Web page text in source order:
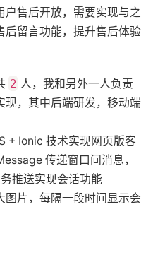
户售后开放，需要实现与之
后留言功能，提升售后体验
2 人，我和另外一人负责
现，其中后端研发，移动端
+ Ionic 技术实现网页版客
传递窗口间消息，
推送实现会话功能
图片，每隔一段时间显示会